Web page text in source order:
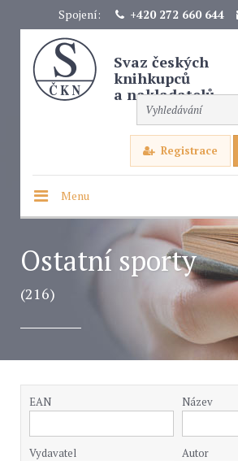
Spojení: +420 272 660 644
Svaz českých
knihkupců
a nakladatelů
Registrace
Menu
Ostatní sporty
(216)
EAN Název
Vydavatel Autor